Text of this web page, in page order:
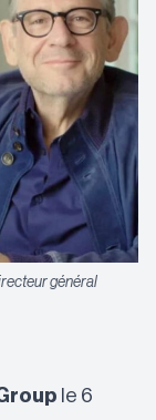
général
le 6